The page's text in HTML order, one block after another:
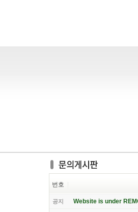
번호
공지 Website is under